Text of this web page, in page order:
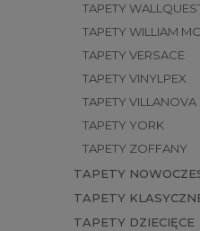
TAPETY
TAPETY WILLIAM
TAPETY VERSACE
TAPETY VINYLPEX
TAPETY VILLANOVA
TAPETY YORK
TAPETY ZOFFANY
TAPETY
TAPETY
TAPETY DZIECIĘCE